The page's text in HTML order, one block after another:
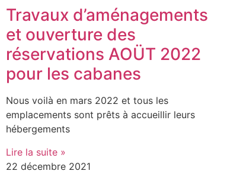
Travaux d’aménagements
et ouverture des
réservations AOÜT 2022
pour les cabanes
Nous voilà en mars 2022 et tous les
emplacements sont prêts à accueillir leurs
hébergements
Lire la suite »
22 décembre 2021